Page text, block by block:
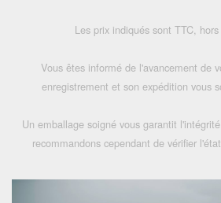
Les prix indiqués sont TTC, hors
Vous êtes informé de l'avancement de
enregistrement et son expédition vous
Un emballage soigné vous garantit
recommandons cependant de vérifier